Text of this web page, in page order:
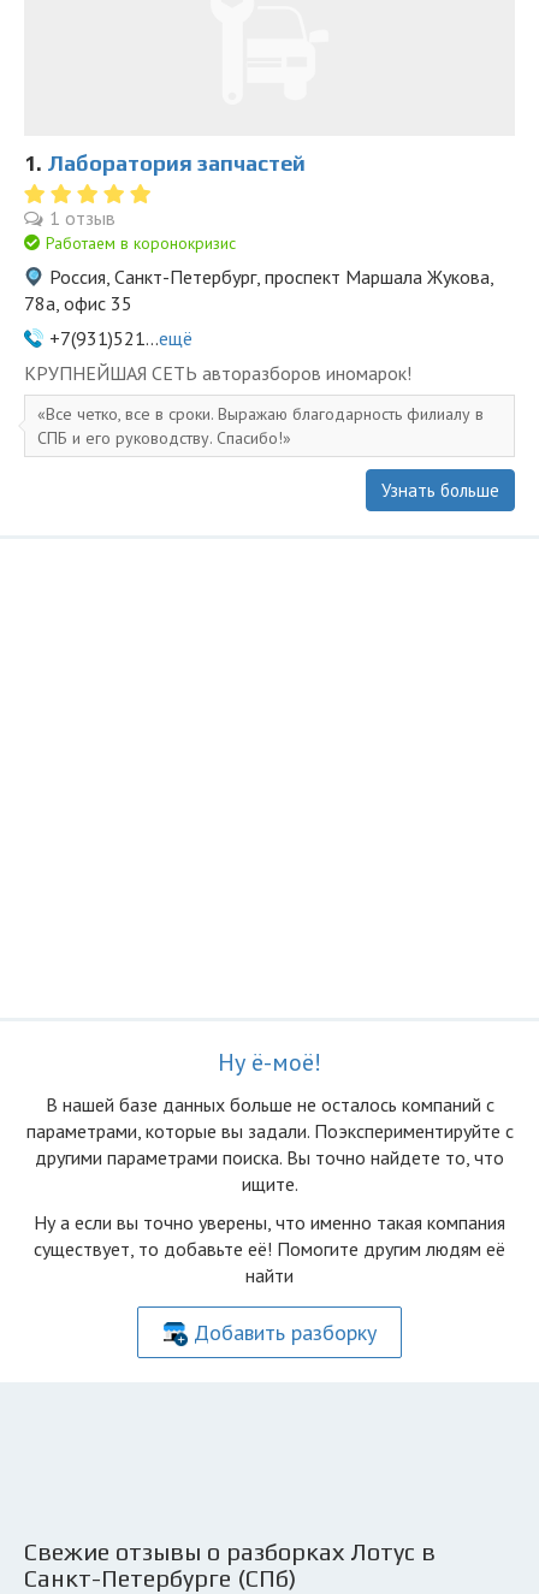
1. Лаборатория запчастей
1 отзыв
Работаем в коронокризис
Россия, Санкт-Петербург, проспект Маршала Жукова,
78а, офис 35
+7(931)521...ещё
KPУПНЕЙШAЯ СЕTЬ aвторазбopов иномapoк!
Все четко, все в сроки. Выражаю благодарность филиалу в
СПБ и его руководству. Спасибо!
Узнать больше
Ну ё-моё!
В нашей базе данных больше не осталоcь компаний с
параметрами, которые вы задали. Поэкспериментируйте с
другими параметрами поиска. Вы точно найдете то, что
ищите.
Ну а если вы точно уверены, что именно такая компания
существует, то добавьте её! Помогите другим людям её
найти
Добавить разборку
Свежие отзывы о разборках Лотус в
Санкт-Петербурге (СПб)